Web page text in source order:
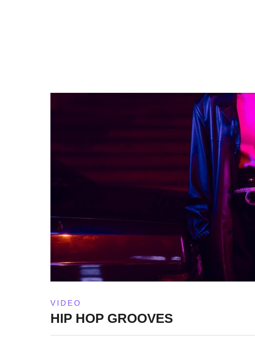
VIDEO
HIP HOP GROOVES